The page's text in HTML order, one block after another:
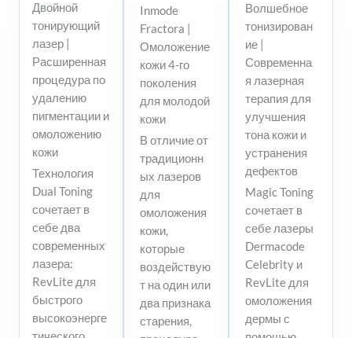
Двойной
тонирующий
лазер |
Расширенная
процедура по
удалению
пигментации и
омоложению
кожи
Технология
Dual Toning
сочетает в
себе два
современных
лазера:
RevLite для
быстрого
высокоэнерге
Inmode
Fractora |
Омоложение
кожи 4-го
поколения
для молодой
кожи
В отличие от
традиционн
ых лазеров
для
омоложения
кожи,
которые
воздействую
т на один или
два признака
старения,
Волшебное
тонизирован
ие |
Современна
я лазерная
терапия для
улучшения
тона кожи и
устранения
дефектов
Magic Toning
сочетает в
себе лазеры
Dermacode
Celebrity и
RevLite для
омоложения
дермы с